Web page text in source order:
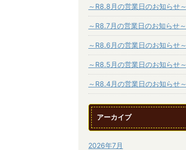
～R8.8月の営業日のお知らせ～
～R8.7月の営業日のお知らせ～
～R8.6月の営業日のお知らせ～
～R8.5月の営業日のお知らせ～
～R8.4月の営業日のお知らせ～
アーカイブ
2026年7月